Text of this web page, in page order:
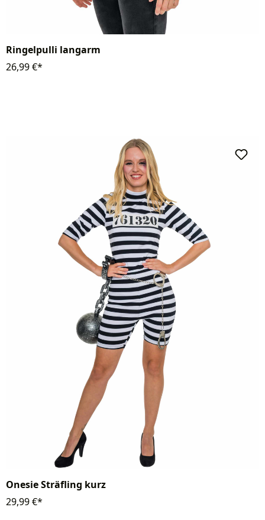
Ringelpulli langarm
26,99 €*
Onesie Sträfling kurz
29,99 €*